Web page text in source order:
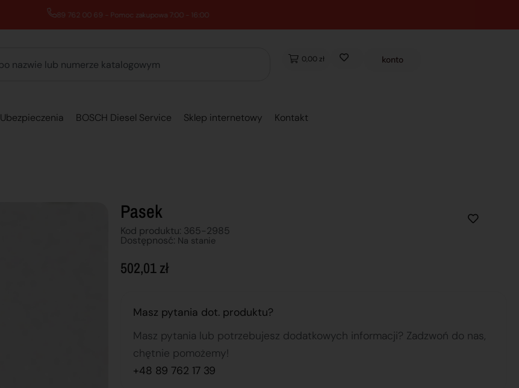
89 762 00 69 - Pomoc zakupowa 7:00 - 16:00
0,00 zł konto
Ubezpieczenia BOSCH Diesel Service Sklep internetowy Kontakt
Pasek
Kod produktu: 365-2985
Dostępnosć: Na stanie
502,01zł
Masz pytania dot. produktu?
Masz pytania lub potrzebujesz dodatkowych informacji? Zadzwoń do nas,
chętnie pomożemy!
+48 89 762 17 39